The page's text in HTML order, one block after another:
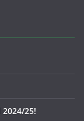
25!